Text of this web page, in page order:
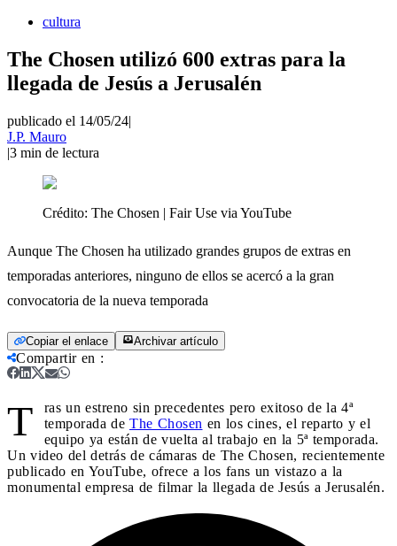
cultura
The Chosen utilizó 600 extras para la
llegada de Jesús a Jerusalén
publicado el 14/05/24|
J.P. Mauro
|3 min de lectura
Crédito: The Chosen | Fair Use via YouTube
Aunque The Chosen ha utilizado grandes grupos de extras en
temporadas anteriores, ninguno de ellos se acercó a la gran
convocatoria de la nueva temporada
Copiar el enlace Archivar artículo
Compartir en :
T
ras un estreno sin precedentes pero exitoso de la 4ª
temporada de The Chosen en los cines, el reparto y el
equipo ya están de vuelta al trabajo en la 5ª temporada.
Un video del detrás de cámaras de The Chosen, recientemente
publicado en YouTube, ofrece a los fans un vistazo a la
monumental empresa de filmar la llegada de Jesús a Jerusalén.